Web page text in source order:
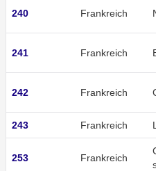
240 Frankreich
241 Frankreich
242 Frankreich
243 Frankreich
253 Frankreich